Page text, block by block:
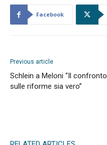
Facebook
Previous article
Schlein a Meloni “Il confronto
sulle riforme sia vero”